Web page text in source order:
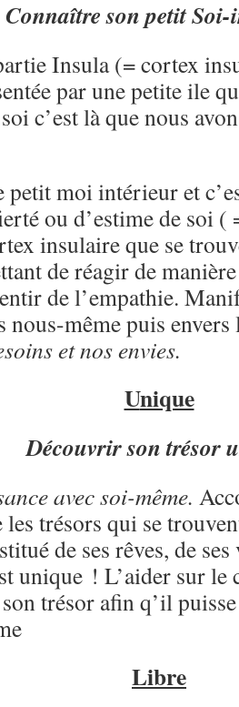
Connaître son petit
Insula (= cortex
par une petite ile
c’est là que nous
moi intérieur et
ou d’estime de soi (
insulaire que se
de réagir de
de l’empathie.
nous-même puis envers
et nos envies.
Unique
Découvrir son trésor
avec soi-même.
trésors qui se
de ses rêves, de
unique ! L’aider sur le
trésor afin q’il
Libre